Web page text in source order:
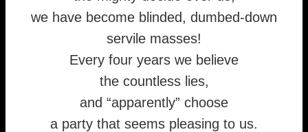
we have become blinded, dumbed-down
servile masses!
Every four years we believe
the countless lies,
and “apparently” choose
a party that seems pleasing to us.